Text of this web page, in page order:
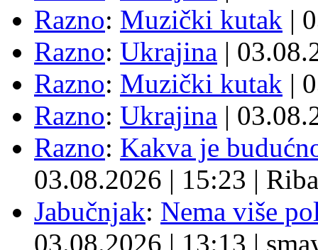
Razno: Muzički kutak |
Razno: Ukrajina |
Razno: Muzički kutak |
Razno: Ukrajina |
Razno: Kakva je
03.08.2026 | 15:23 | Riba
Jabučnjak: Nema više
03.08.2026 | 13:13 |